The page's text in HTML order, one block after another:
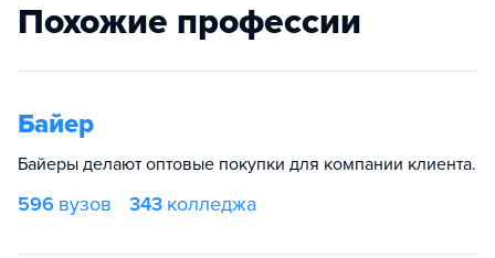
Похожие профессии
Байер
Байеры делают оптовые покупки для компании клиента.
596 вузов 343 колледжа